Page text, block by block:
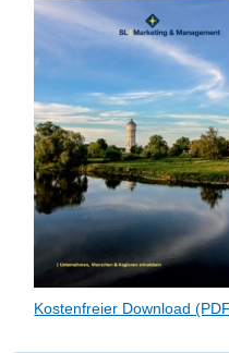
Kostenfreier Download